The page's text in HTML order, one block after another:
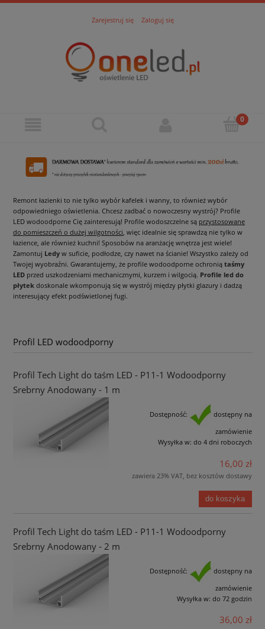
Zarejestruj się Zaloguj się
Remont łazienki to nie tylko wybór kafelek i wanny, to również wybór
odpowiedniego oświetlenia. Chcesz zadbać o nowoczesny wystrój? Profile
LED wodoodporne Cię zainteresują! Profile wodoszczelne są przystosowane
do pomieszczeń o dużej wilgotności, więc idealnie się sprawdzą nie tylko w
łazience, ale również kuchni! Sposobów na aranżację wnętrza jest wiele!
Zamontuj Ledy w suficie, podłodze, czy nawet na ścianie! Wszystko zależy od
Twojej wyobraźni. Gwarantujemy, że profile wodoodporne ochronią taśmy
LED przed uszkodzeniami mechanicznymi, kurzem i wilgocią. Profile led do
płytek doskonale wkomponują się w wystrój między płytki glazury i dadzą
interesujący efekt podświetlonej fugi.
Profil LED wodoodporny
Profil Tech Light do taśm LED - P11-1 Wodoodporny
Srebrny Anodowany - 1 m
Dostępność:
dostępny na
zamówienie
Wysyłka w: do 4 dni roboczych
16,00 zł
zawiera 23% VAT, bez kosztów dostawy
do koszyka
Profil Tech Light do taśm LED - P11-1 Wodoodporny
Srebrny Anodowany - 2 m
Dostępność:
dostępny na
zamówienie
Wysyłka w: do 72 godzin
36,00 zł